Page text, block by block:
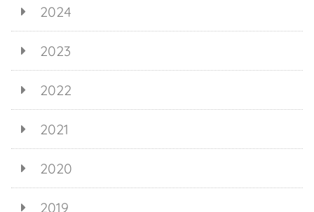
2024
2023
2022
2021
2020
2019